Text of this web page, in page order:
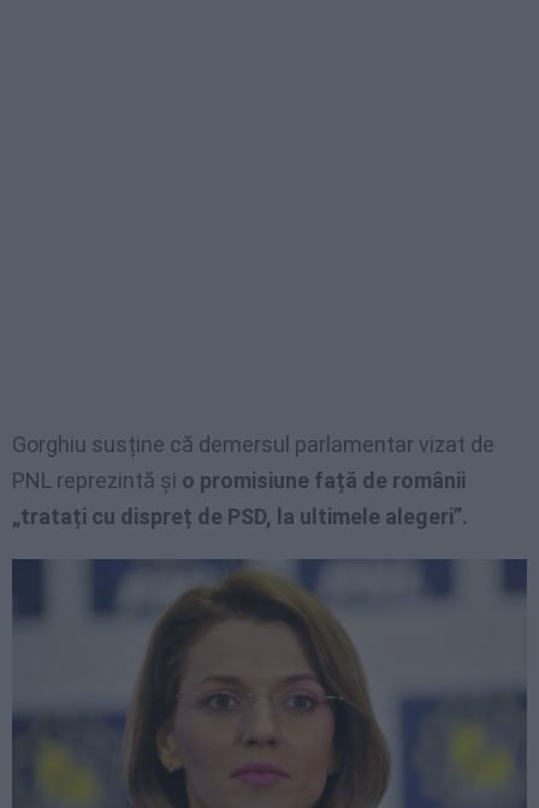
Gorghiu susține că demersul parlamentar vizat de
PNL reprezintă și o promisiune față de românii
„tratați cu dispreț de PSD, la ultimele alegeri”.